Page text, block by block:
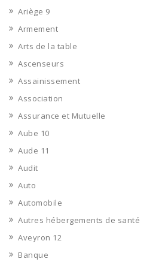
Ariège 9
Armement
Arts de la table
Ascenseurs
Assainissement
Association
Assurance et Mutuelle
Aube 10
Aude 11
Audit
Auto
Automobile
Autres hébergements de santé
Aveyron 12
Banque